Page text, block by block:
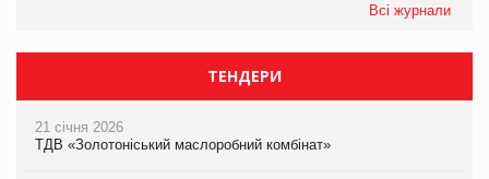
Всі журнали
ТЕНДЕРИ
21 січня 2026
ТДВ «Золотоніський маслоробний комбінат»